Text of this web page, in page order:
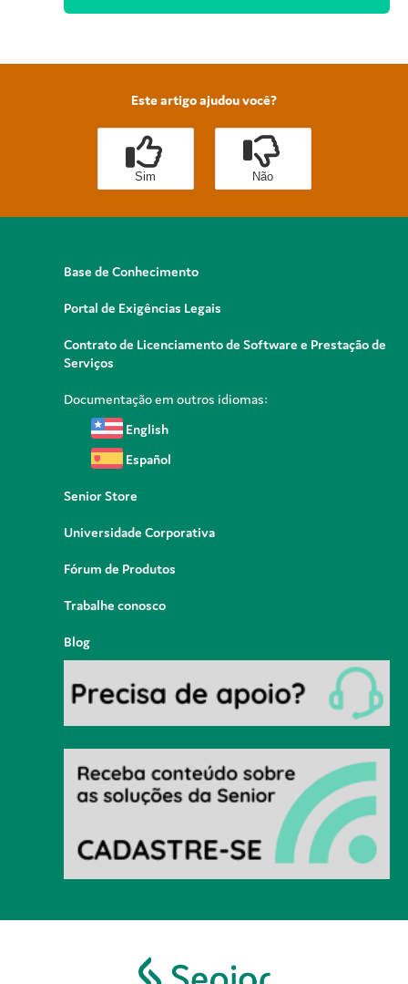
Este artigo ajudou você?
Sim Não
Base de Conhecimento
Portal de Exigências Legais
Contrato de Licenciamento de Software e Prestação de
Serviços
Documentação em outros idiomas:
English
Español
Senior Store
Universidade Corporativa
Fórum de Produtos
Trabalhe conosco
Blog